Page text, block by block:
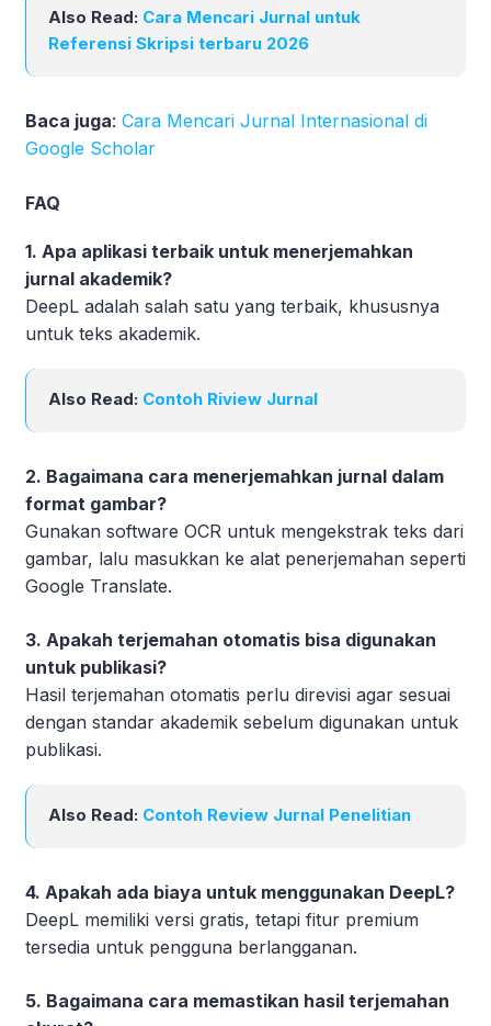
Also Read: Cara Mencari Jurnal untuk
Referensi Skripsi terbaru 2026
Baca juga: Cara Mencari Jurnal Internasional di
Google Scholar
FAQ
1. Apa aplikasi terbaik untuk menerjemahkan
jurnal akademik?
DeepL adalah salah satu yang terbaik, khususnya
untuk teks akademik.
Also Read: Contoh Riview Jurnal
2. Bagaimana cara menerjemahkan jurnal dalam
format gambar?
Gunakan software OCR untuk mengekstrak teks dari
gambar, lalu masukkan ke alat penerjemahan seperti
Google Translate.
3. Apakah terjemahan otomatis bisa digunakan
untuk publikasi?
Hasil terjemahan otomatis perlu direvisi agar sesuai
dengan standar akademik sebelum digunakan untuk
publikasi.
Also Read: Contoh Review Jurnal Penelitian
4. Apakah ada biaya untuk menggunakan DeepL?
DeepL memiliki versi gratis, tetapi fitur premium
tersedia untuk pengguna berlangganan.
5. Bagaimana cara memastikan hasil terjemahan